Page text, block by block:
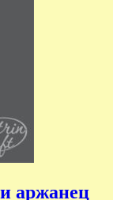
аржанец